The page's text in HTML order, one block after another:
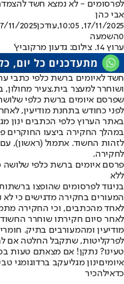
לפרסומים - לא נמצא חשד
אבי כהן
17/11/2025, 10:05
,עודכן11/2025, 10:06
0השמעה
ערוץ 14. צילום: גדעון מרקוביץ'
ושוחרר למעצר בית.
לפני כחודש בתחנת מודיעין,
באתר הערוץ כלפי הכתבים ינון
במהלך החקירה ביצעו החוקרים
לזהות החשוד. אתמול (ראשון), עם
לחקירה.
ללא
בניגוד לפרסומים שהופצו
המעורים בחקירה מדגישים כי
לאחד מהכתבים, וכי החקירה
לאחר סיום חקירתו שוחרר
מודיעין ומהמעורבים בתיק.
לפרקליטות, שתקבל החלטה אם
טעינו? נתקן! אם מצאתם טעות
איומיםינון מגליעקב ברדוגומגי
כדאילהכיר